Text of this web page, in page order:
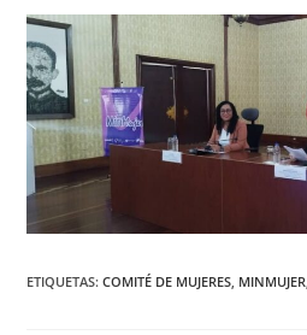
ETIQUETAS:COMITÉ DE MUJERES MINMUJER